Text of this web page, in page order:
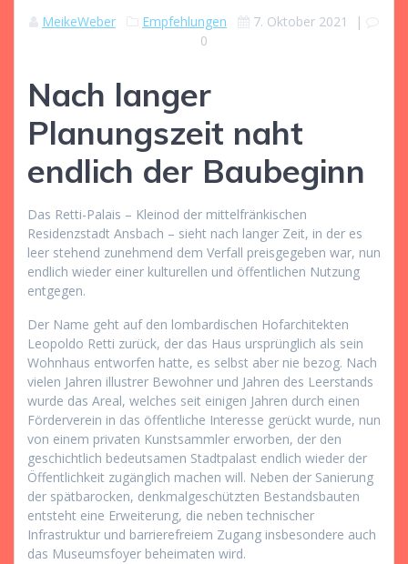
MeikeWeber Empfehlungen 7. Oktober 2021
|
0
Nach langer
Planungszeit naht
endlich der Baubeginn
Das Retti-Palais – Kleinod der mittelfränkischen
Residenzstadt Ansbach – sieht nach langer Zeit, in der es
leer stehend zunehmend dem Verfall preisgegeben war, nun
endlich wieder einer kulturellen und öffentlichen Nutzung
entgegen.
Der Name geht auf den lombardischen Hofarchitekten
Leopoldo Retti zurück, der das Haus ursprünglich als sein
Wohnhaus entworfen hatte, es selbst aber nie bezog. Nach
vielen Jahren illustrer Bewohner und Jahren des Leerstands
wurde das Areal, welches seit einigen Jahren durch einen
Förderverein in das öffentliche Interesse gerückt wurde, nun
von einem privaten Kunstsammler erworben, der den
geschichtlich bedeutsamen Stadtpalast endlich wieder der
Öffentlichkeit zugänglich machen will. Neben der Sanierung
der spätbarocken, denkmalgeschützten Bestandsbauten
entsteht eine Erweiterung, die neben technischer
Infrastruktur und barrierefreiem Zugang insbesondere auch
das Museumsfoyer beheimaten wird.